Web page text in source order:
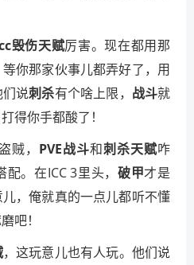
毁伤天赋厉害。现在都用那
你那家伙事儿都弄好了，用
说刺杀有个啥上限， 战斗就
得你手都酸了！
贼， PVE战斗和刺杀天赋咋
配。在ICC 3里头， 破甲才是
，俺就真的一点儿都听不懂
吧！
，这玩意儿也有人玩。他们说